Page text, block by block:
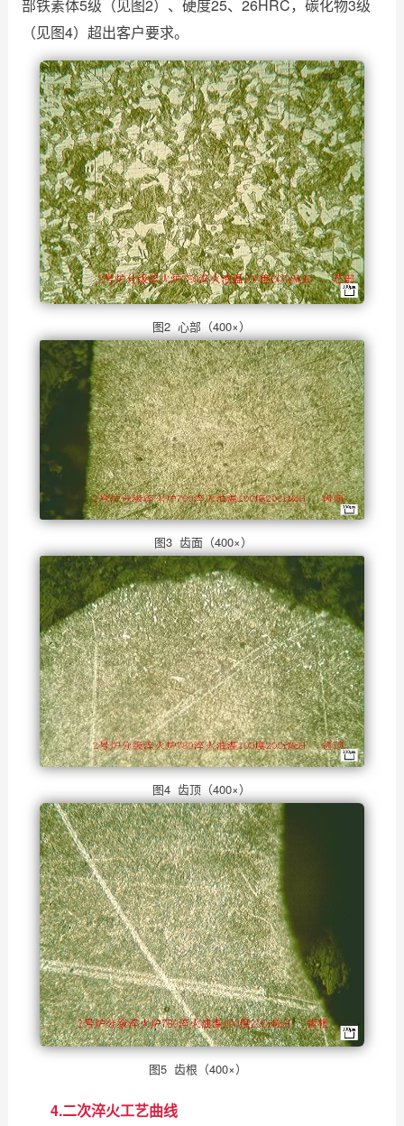
部铁素体5级（见图2）、硬度25、26HRC，碳化物3级
（见图4）超出客户要求。
图2 心部（400×）
图3 齿面（400×）
图4 齿顶（400×）
图5 齿根（400×）
4.二次淬火工艺曲线